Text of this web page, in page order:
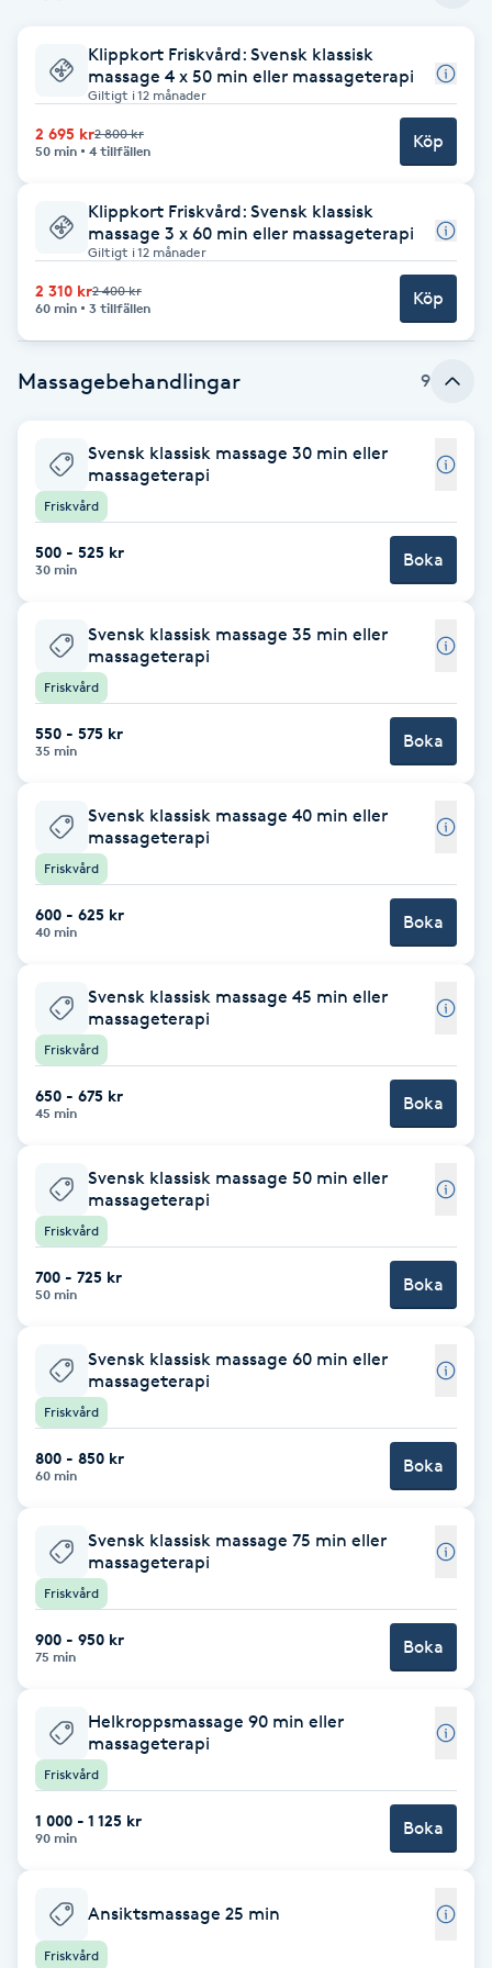
Balayage
Bambumassage
Barber
Barnklippning
BIAB
Bottenfärg
Brynfärgning
Brynplockning
Coachning
Color correction
Cryoterapi
Dermapen
Diamantslipning
Enzympeeling
Extensions
Extensions borttagning
Eyeliner-tatuering
F
Face framing
Fet hårbotten
Fettreducering
Fillers
Fotmassage
Klippkort Friskvård: Svensk klassisk
massage 4 x 50 min eller massageterapi
Giltigt i 12 månader
2 695 kr2 800 kr
50 min
4 tillfällen Köp
Klippkort Friskvård: Svensk klassisk
massage 3 x 60 min eller massageterapi
Giltigt i 12 månader
2 310 kr2 400 kr
60 min
3 tillfällen Köp
Massagebehandlingar 9
Svensk klassisk massage 30 min eller
massageterapi
Friskvård
500 - 525 kr
30 min Boka
Svensk klassisk massage 35 min eller
massageterapi
Friskvård
550 - 575 kr
35 min Boka
Svensk klassisk massage 40 min eller
massageterapi
Friskvård
600 - 625 kr
40 min Boka
Svensk klassisk massage 45 min eller
massageterapi
Friskvård
650 - 675 kr
45 min Boka
Svensk klassisk massage 50 min eller
massageterapi
Friskvård
700 - 725 kr
50 min Boka
Svensk klassisk massage 60 min eller
massageterapi
Friskvård
800 - 850 kr
60 min Boka
Svensk klassisk massage 75 min eller
massageterapi
Friskvård
900 - 950 kr
75 min Boka
Helkroppsmassage 90 min eller
massageterapi
Friskvård
1 000 - 1 125 kr
90 min Boka
Ansiktsmassage 25 min
Friskvård